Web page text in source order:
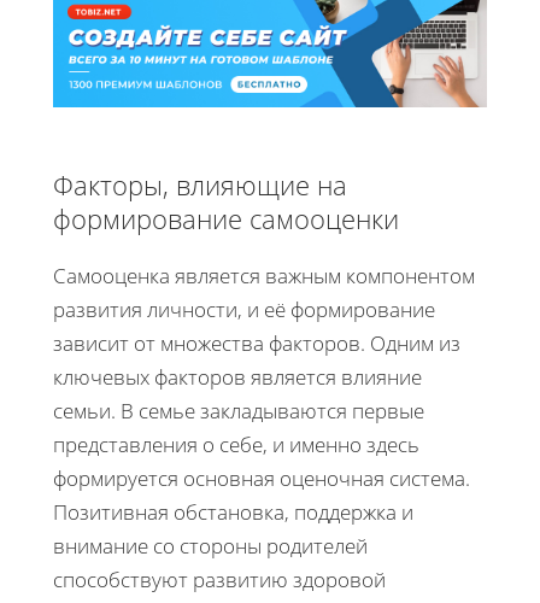
Факторы, влияющие на
формирование самооценки
Самооценка является важным компонентом
развития личности, и её формирование
зависит от множества факторов. Одним из
ключевых факторов является влияние
семьи. В семье закладываются первые
представления о себе, и именно здесь
формируется основная оценочная система.
Позитивная обстановка, поддержка и
внимание со стороны родителей
способствуют развитию здоровой